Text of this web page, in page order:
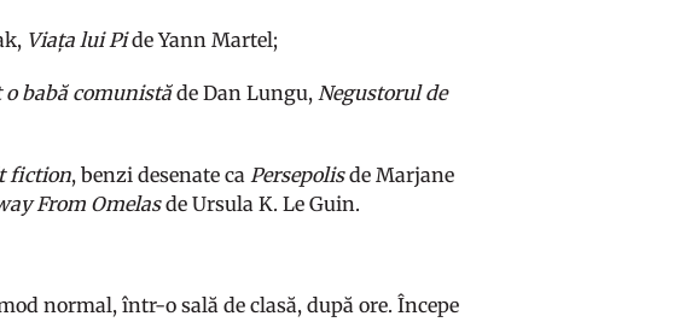
Viața lui Pide Yann Martel;
o babă comunistăde Dan Lungu,Negustorul de
fiction, benzi desenate caPersepolisde Marjane
From Omelasde Ursula K. Le Guin.
normal, într-o sală de clasă, după ore. Începe